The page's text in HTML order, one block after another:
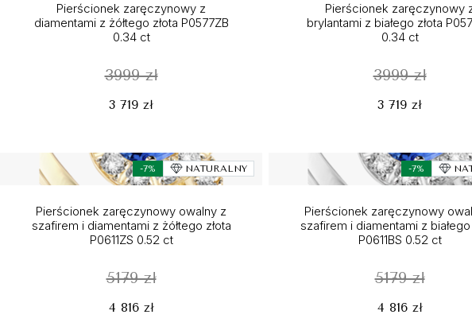
Pierścionek zaręczynowy z
diamentami z żółtego złota P0577ZB
0.34 ct
3999 zł
3 719 zł
Pierścionek zaręczynowy
brylantami z białego złota
0.34 ct
3999 zł
3 719 zł
-7% NATURALNY
Pierścionek zaręczynowy owalny z
szafirem i diamentami z żółtego złota
P0611ZS 0.52 ct
5179 zł
4 816 zł
-7%
Pierścionek zaręczynowy
szafirem i diamentami z białego
P0611BS 0.52 ct
5179 zł
4 816 zł